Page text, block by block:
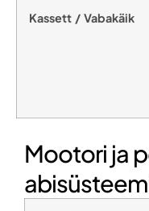
Kassett / Vabakäik
Mootori ja